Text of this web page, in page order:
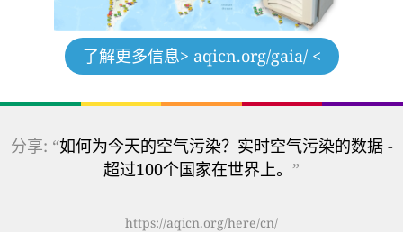
了解更多信息> aqicn.org/gaia/ <
分享: “如何为今天的空气污染？实时空气污染的数据 -
超过100个国家在世界上。 ”
https://aqicn.org/here/cn/